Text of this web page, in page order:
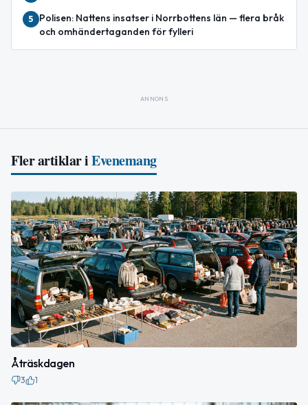
5
Polisen: Nattens insatser i Norrbottens län — flera bråk
och omhändertaganden för fylleri
ANNONS
Fler artiklar iEvenemang
Åträskdagen
3 1